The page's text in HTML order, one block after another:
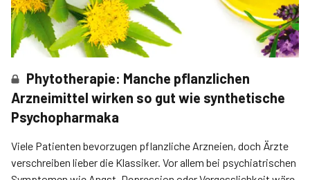
Phytotherapie: Manche pflanzlichen
Arzneimittel wirken so gut wie synthetische
Psychopharmaka
Viele Patienten bevorzugen pflanzliche Arzneien, doch Ärzte
verschreiben lieber die Klassiker. Vor allem bei psychiatrischen